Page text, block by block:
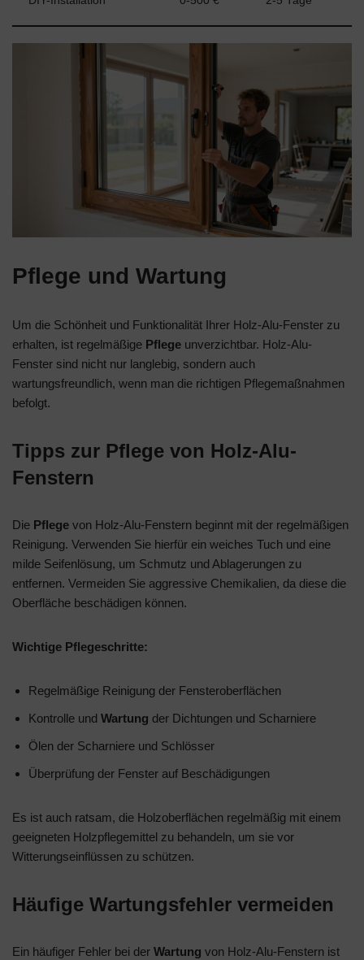
Pflege und Wartung
Um die Schönheit und Funktionalität Ihrer Holz-Alu-Fenster zu
erhalten, ist regelmäßige Pflege unverzichtbar. Holz-Alu-
Fenster sind nicht nur langlebig, sondern auch
wartungsfreundlich, wenn man die richtigen Pflegemaßnahmen
befolgt.
Tipps zur Pflege von Holz-Alu-
Fenstern
Die Pflege von Holz-Alu-Fenstern beginnt mit der regelmäßigen
Reinigung. Verwenden Sie hierfür ein weiches Tuch und eine
milde Seifenlösung, um Schmutz und Ablagerungen zu
entfernen. Vermeiden Sie aggressive Chemikalien, da diese die
Oberfläche beschädigen können.
Wichtige Pflegeschritte:
Regelmäßige Reinigung der Fensteroberflächen
Kontrolle und Wartung der Dichtungen und Scharniere
Ölen der Scharniere und Schlösser
Überprüfung der Fenster auf Beschädigungen
Es ist auch ratsam, die Holzoberflächen regelmäßig mit einem
geeigneten Holzpflegemittel zu behandeln, um sie vor
Witterungseinflüssen zu schützen.
Häufige Wartungsfehler vermeiden
Ein häufiger Fehler bei der Wartung von Holz-Alu-Fenstern ist